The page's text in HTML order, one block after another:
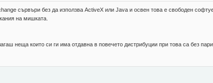
сървъри без да използва ActiveX или Java и освен това е свободен
на мишката.
неща които си ги има отдавна в повечето дистрибуции при това са без пари.